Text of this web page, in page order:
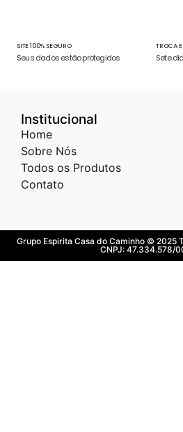
SITE 100% SEGURO
Seus dados estão protegidos
TROCA
Sete
Institucional
Home
Sobre Nós
Todos os Produtos
Contato
Grupo Espirita Casa do Caminho © 2025
CNPJ: 47.334.578/